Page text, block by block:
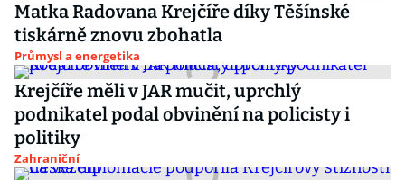
Matka Radovana Krejčíře díky Těšínské
tiskárně znovu zbohatla
Průmysl a energetika
Krejčíře měli v JAR mučit, uprchlý
podnikatel podal obvinění na policisty i
politiky
Zahraniční